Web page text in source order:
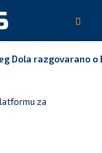
Dola razgovarano
za